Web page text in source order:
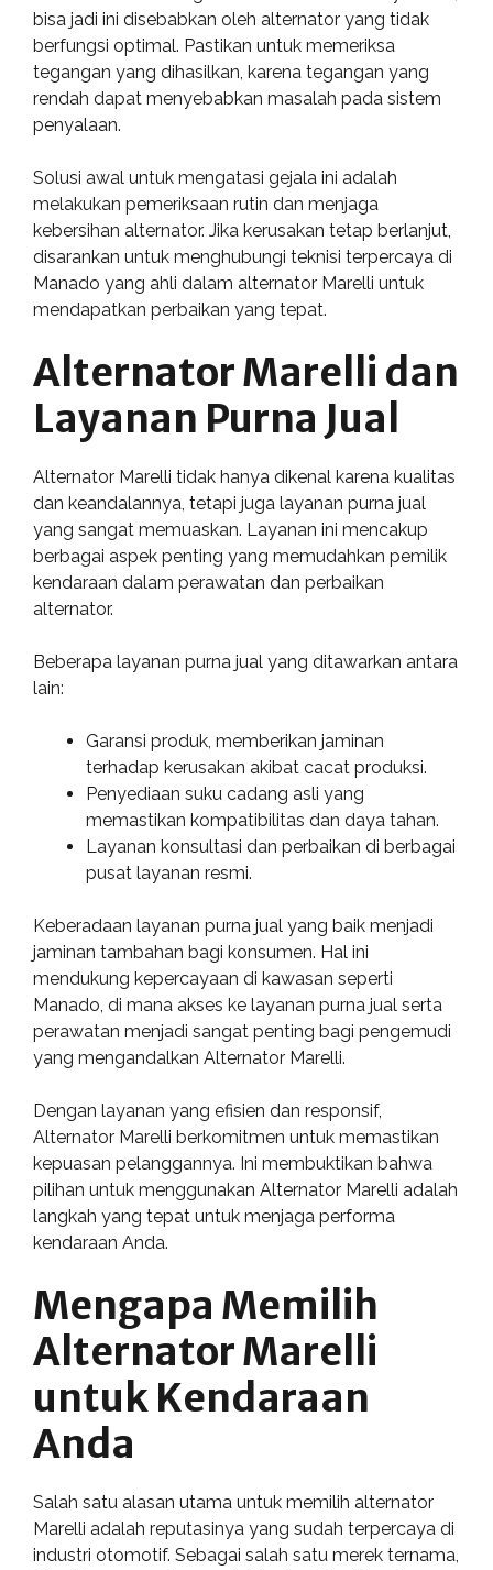
bisa jadi ini disebabkan oleh alternator yang tidak
berfungsi optimal. Pastikan untuk memeriksa
tegangan yang dihasilkan, karena tegangan yang
rendah dapat menyebabkan masalah pada sistem
penyalaan.
Solusi awal untuk mengatasi gejala ini adalah
melakukan pemeriksaan rutin dan menjaga
kebersihan alternator. Jika kerusakan tetap berlanjut,
disarankan untuk menghubungi teknisi terpercaya di
Manado yang ahli dalam alternator Marelli untuk
mendapatkan perbaikan yang tepat.
Alternator Marelli dan
Layanan Purna Jual
Alternator Marelli tidak hanya dikenal karena kualitas
dan keandalannya, tetapi juga layanan purna jual
yang sangat memuaskan. Layanan ini mencakup
berbagai aspek penting yang memudahkan pemilik
kendaraan dalam perawatan dan perbaikan
alternator.
Beberapa layanan purna jual yang ditawarkan antara
lain:
Garansi produk, memberikan jaminan
terhadap kerusakan akibat cacat produksi.
Penyediaan suku cadang asli yang
memastikan kompatibilitas dan daya tahan.
Layanan konsultasi dan perbaikan di berbagai
pusat layanan resmi.
Keberadaan layanan purna jual yang baik menjadi
jaminan tambahan bagi konsumen. Hal ini
mendukung kepercayaan di kawasan seperti
Manado, di mana akses ke layanan purna jual serta
perawatan menjadi sangat penting bagi pengemudi
yang mengandalkan Alternator Marelli.
Dengan layanan yang efisien dan responsif,
Alternator Marelli berkomitmen untuk memastikan
kepuasan pelanggannya. Ini membuktikan bahwa
pilihan untuk menggunakan Alternator Marelli adalah
langkah yang tepat untuk menjaga performa
kendaraan Anda.
Mengapa Memilih
Alternator Marelli
untuk Kendaraan
Anda
Salah satu alasan utama untuk memilih alternator
Marelli adalah reputasinya yang sudah terpercaya di
industri otomotif. Sebagai salah satu merek ternama,